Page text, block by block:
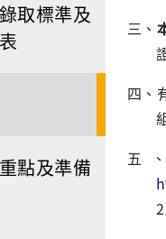
取標準及
點及準備
三、
四、
五